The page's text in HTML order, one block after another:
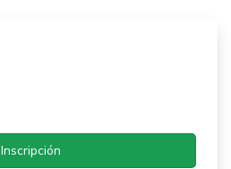
Inscripción